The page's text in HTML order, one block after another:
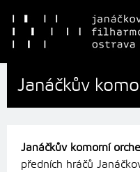
Janáčkův
Janáčkův komorní
předních hráčů